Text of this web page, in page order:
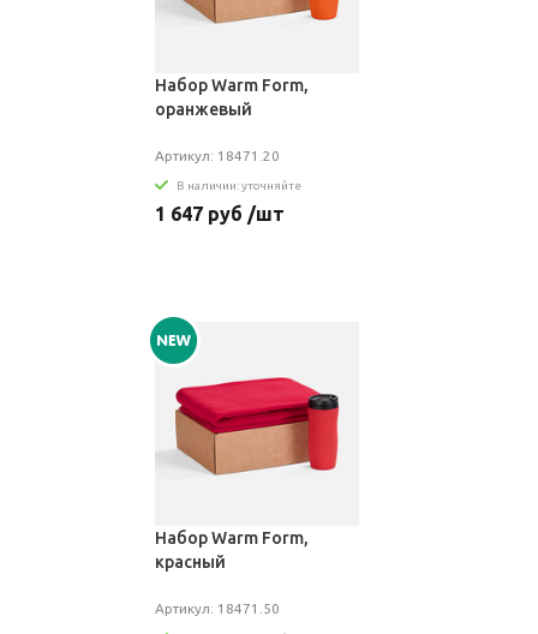
Набор Warm Form,
оранжевый
Артикул: 18471.20
В наличии: уточняйте
1 647 руб /шт
Набор Warm Form,
красный
Артикул: 18471.50